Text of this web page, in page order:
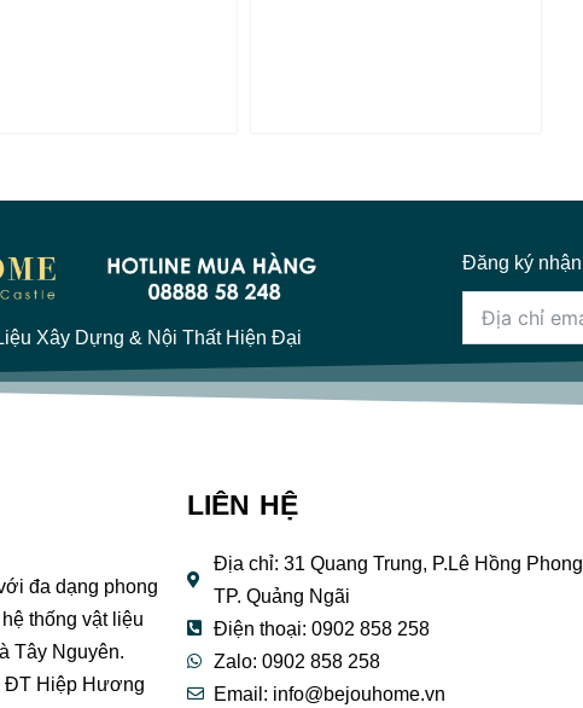
Xây Dựng & Nội Thất Hiện Đại
Đăng ký
đa dạng phong
thống vật liệu
Tây Nguyên.
ĐT Hiệp Hương
LIÊN HỆ
Địa chỉ: 31 Quang Trung, P.Lê Hồng
TP. Quảng Ngãi
Điện thoại: 0902 858 258
Zalo: 0902 858 258
Email: info@bejouhome.vn